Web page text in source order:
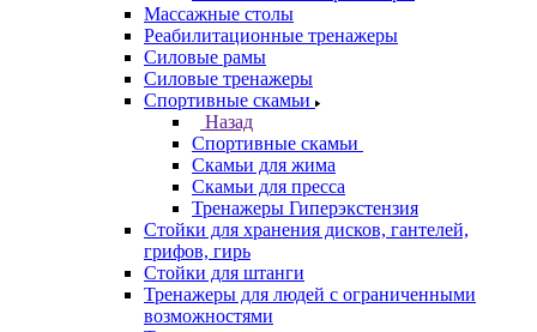
Массажные столы
Реабилитационные тренажеры
Силовые рамы
Силовые тренажеры
Спортивные скамьи
Назад
Спортивные скамьи
Скамьи для жима
Скамьи для пресса
Тренажеры Гиперэкстензия
Стойки для хранения дисков, гантелей,
грифов, гирь
Стойки для штанги
Тренажеры для людей с ограниченными
возможностями